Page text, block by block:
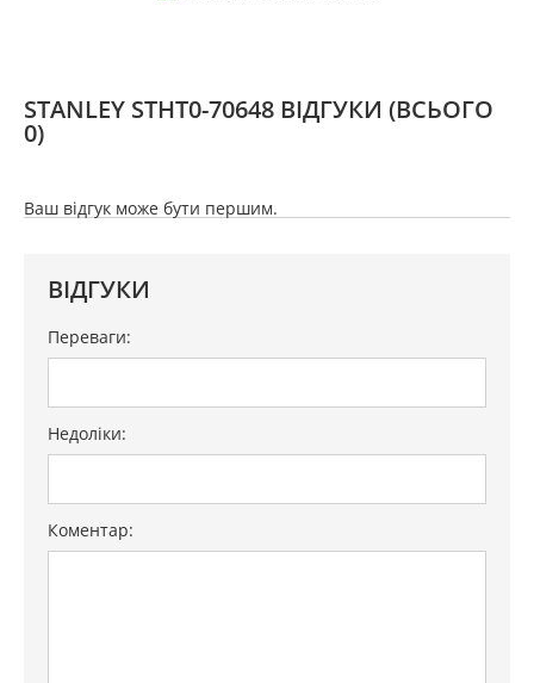
STANLEY STHT0-70648 ВІДГУКИ (ВСЬОГО
0)
Ваш відгук може бути першим.
ВІДГУКИ
Переваги:
Недоліки:
Коментар: